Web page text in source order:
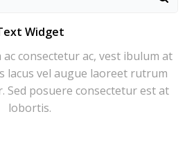
Widget
consectetur ac, vest ibulum at
lacus vel augue laoreet rutrum
Sed posuere consectetur est at
lobortis.